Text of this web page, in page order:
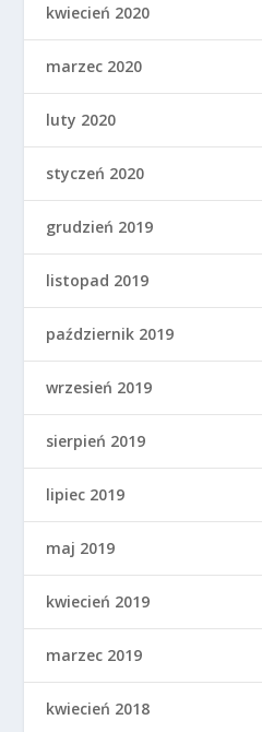
kwiecień 2020
marzec 2020
luty 2020
styczeń 2020
grudzień 2019
listopad 2019
październik 2019
wrzesień 2019
sierpień 2019
lipiec 2019
maj 2019
kwiecień 2019
marzec 2019
kwiecień 2018